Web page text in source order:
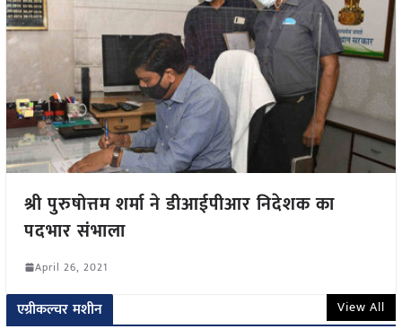
श्री पुरुषोत्तम शर्मा ने डीआईपीआर निदेशक का
पदभार संभाला
April 26, 2021
एग्रीकल्चर मशीन View All